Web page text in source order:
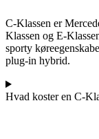
C-Klassen er
Klassen og E-
sporty
plug-in hybrid.
Hvad koster en C-